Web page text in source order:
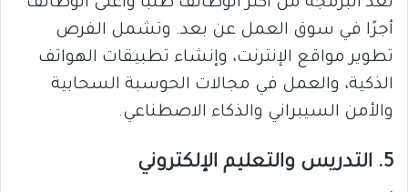
تُعد البرمجة من أكثر الوظائف طلبًا وأعلى الوظائف
أجرًا في سوق العمل عن بعد. وتشمل الفرص
تطوير مواقع الإنترنت، وإنشاء تطبيقات الهواتف
الذكية، والعمل في مجالات الحوسبة السحابية
والأمن السيبراني والذكاء الاصطناعي.
5. التدريس والتعليم الإلكتروني